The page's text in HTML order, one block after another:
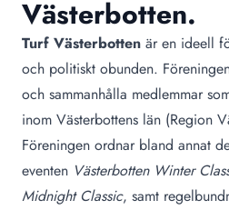
Västerbotten.
Turf Västerbotten är en ideell
och politiskt obunden.
och sammanhålla medlemmar
inom Västerbottens län (Region
Föreningen ordnar bland annat
eventen Västerbotten Winter
Midnight Classic, samt